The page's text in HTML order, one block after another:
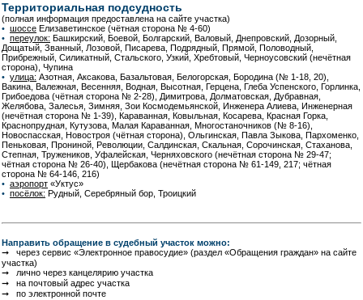
Территориальная подсудность
(полная информация предоставлена на сайте участка)
• шоссе Елизаветинское (чётная сторона № 4-60)
• переулок: Башкирский, Боевой, Болгарский, Валовый, Днепровский, Дозорный,
Дощатый, Званный, Лозовой, Писарева, Подрядный, Прямой, Половодный,
Прибрежный, Силикатный, Стальского, Узкий, Хребтовый, Черноусовский (нечётная
сторона), Чупина
• улица: Азотная, Аксакова, Базальтовая, Белогорская, Бородина (№ 1-18, 20),
Вакина, Валежная, Весенняя, Водная, Высотная, Герцена, Глеба Успенского, Горлинка,
Грибоедова (чётная сторона № 2-28), Димитрова, Долматовская, Дубравная,
Желябова, Залесья, Зимняя, Зои Космодемьянской, Инженера Алиева, Инженерная
(нечётная сторона № 1-39), Караванная, Ковыльная, Косарева, Красная Горка,
Краснопрудная, Кутузова, Малая Караванная, Многостаночников (№ 8-16),
Новоспасская, Новостроя (чётная сторона), Ольгинская, Павла Зыкова, Пархоменко,
Пеньковая, Прониной, Революции, Салдинская, Скальная, Сорочинская, Стаханова,
Степная, Тружеников, Уфалейская, Черняховского (нечётная сторона № 29-47;
чётная сторона № 26-40), Щербакова (нечётная сторона № 61-149, 217; чётная
сторона № 64-146, 216)
• аэропорт «Уктус»
• посёлок: Рудный, Серебряный бор, Троицкий
Направить обращение в судебный участок можно:
➞ через сервис «Электронное правосудие» (раздел «Обращения граждан» на сайте
участка)
➞ лично через канцелярию участка
➞ на почтовый адрес участка
➞ по электронной почте